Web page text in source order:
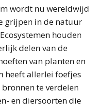
wordt nu wereldwijd
grijpen in de natuur
houden
delen van de
van planten en
heeft allerlei foefjes
te verdelen
en diersoorten die